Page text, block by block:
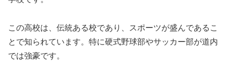
この高校は、伝統ある校であり、スポーツが盛んであるこ
とで知られています。特に硬式野球部やサッカー部が道内
では強豪です。